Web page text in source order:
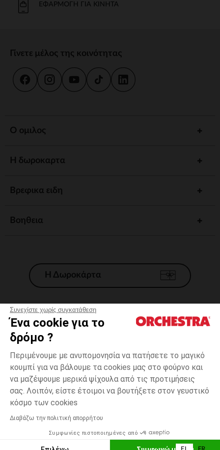
Συνεχίστε χωρίς συγκατάθεση
Ένα cookie για το
δρόμο ?
Περιμένουμε με ανυπομονησία να πατήσετε το μαγικό
κουμπί για να βάλουμε τα cookies μας στο φούρνο και
να μαζέψουμε μερικά ψίχουλα από τις προτιμήσεις
σας. Λοιπόν, είστε έτοιμοι να βουτήξετε στον γευστικό
κόσμο των cookies
Διαβάζω την πολιτική απορρήτου
Συμφωνίες πιστοποιημένες από
Μπλε
3
Δυνατότητα πληρωμής με
ΠΡΟΣΘΉΚΗ ΣΤΟ ΚΑΛΆΘΙ
ΕΦΑΡΜΟΓΉ ΓΙΑ ΚΙΝΗΤΆ
Γίνετε μέλος της κοινότητας
Ο ομιλος
Η δωροκαρτα
Βρεφικα ειδη
Βοηθεια
Η Δωροκάρτα
Γενικοί 'Οροι Πώλησης
*Εμπορικες προσφορες
Προσωπικά δεδομένα
Διαχείρηση των cookies
Προσβασιμότητα: μη συμμορφούμενη
H Orchestra συμμετέχει στον κωδικά δεοντολογίας και στο σύστημα
μεσολάβησης της Γαλλικής Ομοσπονδίας Ηλεκτρονικού Εμπορίου.